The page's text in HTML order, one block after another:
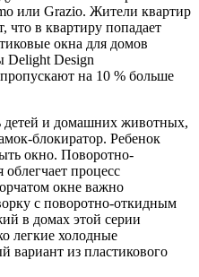
или Grazio. Жители квартир
что в квартиру попадает
окна для домов
Delight Design
на 10 % больше
детей и домашних животных,
блокиратор. Ребенок
окно. Поворотно-
процесс
окне важно
с поворотно-откидным
в домах этой серии
легкие холодные
из пластикового